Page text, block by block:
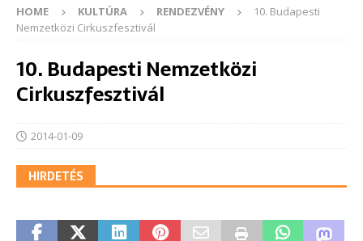
HOME KULTÚRA RENDEZVÉNY
10. Budapesti
Nemzetközi Cirkuszfesztivál
10. Budapesti Nemzetközi
Cirkuszfesztivál
2014-01-09
HIRDETÉS